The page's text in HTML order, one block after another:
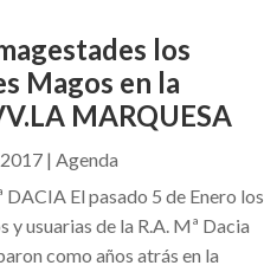
los
Magos en la
MARQUESA
| Agenda
DACIA El pasado 5 de Enero los
y usuarias de la R.A. Mª Dacia
como años atrás en la